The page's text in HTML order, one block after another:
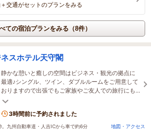
交通がセットのプランをみる
ての宿泊プランをみる（8件）
スホテル天守閣
静かな憩いと癒しの空間はビジネス・観光の拠点に
最適♪シングル、ツイン、ダブルルームをご用意して
おりますので出張でもご家族やご友人での旅行にも
おすすめです！
3時間前に予約されました
。九州自動車道・人吉ICから車で約6分 地図・アクセス